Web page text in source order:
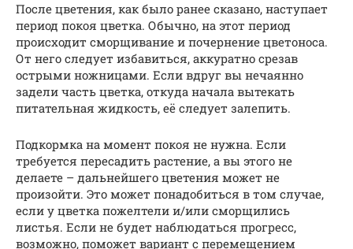
После цветения, как было ранее сказано, наступает
период покоя цветка. Обычно, на этот период
происходит сморщивание и почернение цветоноса.
От него следует избавиться, аккуратно срезав
острыми ножницами. Если вдруг вы нечаянно
задели часть цветка, откуда начала вытекать
питательная жидкость, её следует залепить.
Подкормка на момент покоя не нужна. Если
требуется пересадить растение, а вы этого не
делаете – дальнейшего цветения может не
произойти. Это может понадобиться в том случае,
если у цветка пожелтели и/или сморщились
листья. Если не будет наблюдаться прогресс,
возможно, поможет вариант с перемещением